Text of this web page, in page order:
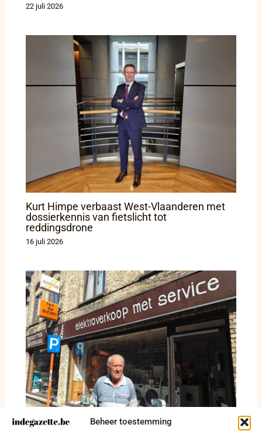
Beheer toestemming
22 juli 2026
Kurt Himpe verbaast West-Vlaanderen met
dossierkennis van fietslicht tot
reddingsdrone
16 juli 2026